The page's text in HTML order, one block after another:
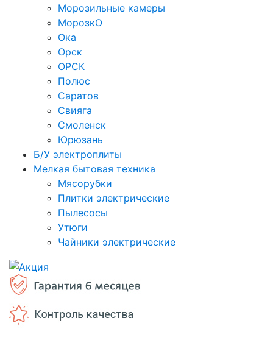
Морозильные камеры
МорозкО
Ока
Орск
ОРСК
Полюс
Саратов
Свияга
Смоленск
Юрюзань
Б/У электроплиты
Мелкая бытовая техника
Мясорубки
Плитки электрические
Пылесосы
Утюги
Чайники электрические